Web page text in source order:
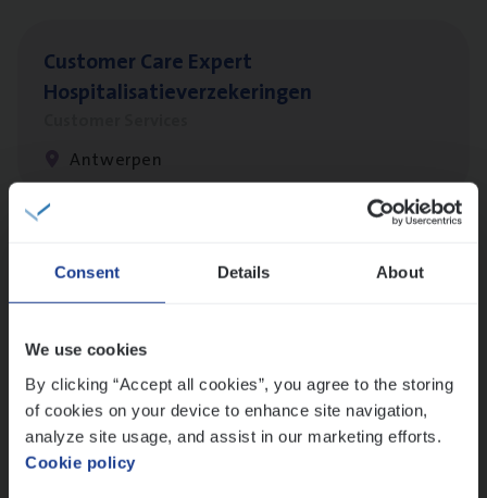
Consent Details About
We use cookies
By clicking “Accept all cookies”, you agree to the storing
of cookies on your device to enhance site navigation,
analyze site usage, and assist in our marketing efforts.
Cookie policy
Cus­to­mer Care Expert
Hospitalisatieverzekeringen
Antwerpen
Client Exe­cu­ti­ve Marine
Claims­hand­ler Fleet&Bike
Claims Management